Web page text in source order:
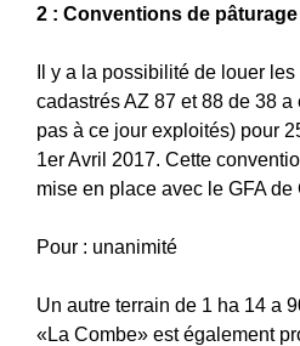
2 : Conventions de pâturage
Il y a la possibilité de louer
cadastrés AZ 87 et 88 de 38 a
pas à ce jour exploités) pour
1er Avril 2017. Cette
mise en place avec le GFA
Pour : unanimité
Un autre terrain de 1 ha 14 a
«La Combe» est également